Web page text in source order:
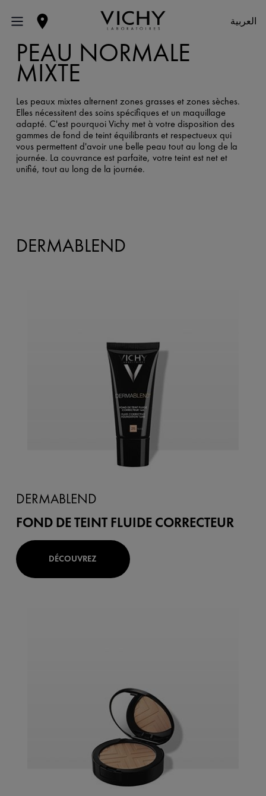
العربية
PEAU NORMALE
MIXTE
Les peaux mixtes alternent zones grasses et zones sèches.
Elles nécessitent des soins spécifiques et un maquillage
adapté. C'est pourquoi Vichy met à votre disposition des
gammes de fond de teint équilibrants et respectueux qui
vous permettent d'avoir une belle peau tout au long de la
journée. La couvrance est parfaite, votre teint est net et
unifié, tout au long de la journée.
DERMABLEND
DERMABLEND
FOND DE TEINT FLUIDE CORRECTEUR
DÉCOUVREZ